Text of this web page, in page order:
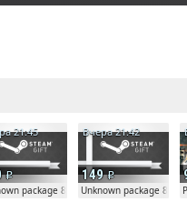
21:45
package 81804
149
Вчера 21:42
Unknown package